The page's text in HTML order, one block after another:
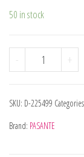
50 in stock
- PASANTE -
+
SKU: D-225499
Brand: PASANTE